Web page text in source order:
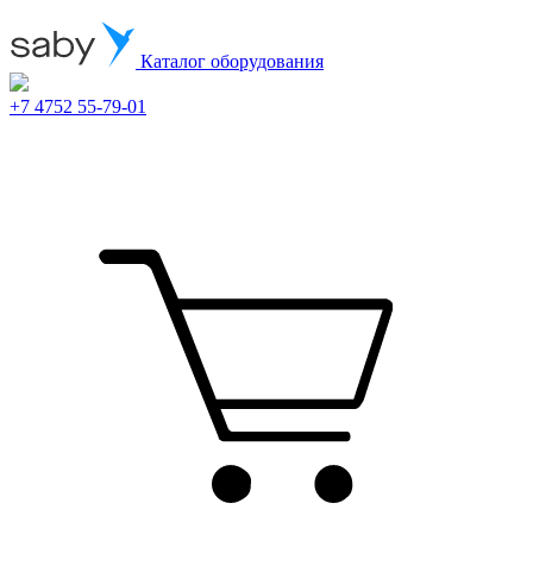
Каталог оборудования
+7 4752 55-79-01